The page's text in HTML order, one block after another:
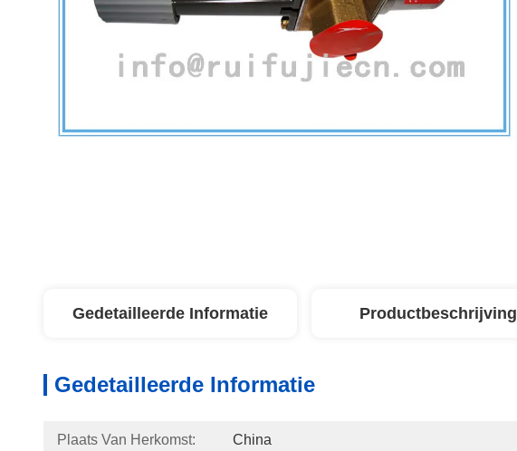
Gedetailleerde Informatie Productbeschrijving
Gedetailleerde Informatie
Plaats Van Herkomst: China